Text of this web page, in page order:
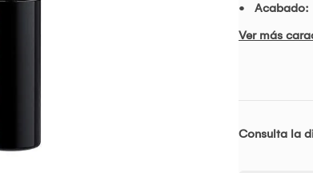
Acabado:
Ver más
Consulta la